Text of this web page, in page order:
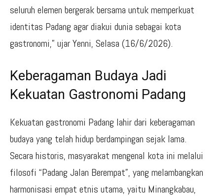
seluruh elemen bergerak bersama untuk memperkuat
identitas Padang agar diakui dunia sebagai kota
gastronomi,” ujar Yenni, Selasa (16/6/2026).
Keberagaman Budaya Jadi
Kekuatan Gastronomi Padang
Kekuatan gastronomi Padang lahir dari keberagaman
budaya yang telah hidup berdampingan sejak lama.
Secara historis, masyarakat mengenal kota ini melalui
filosofi “Padang Jalan Berempat”, yang melambangkan
harmonisasi empat etnis utama, yaitu Minangkabau,